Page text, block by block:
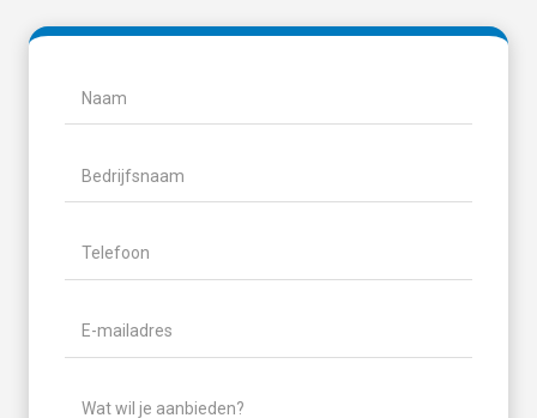
Naam
Bedrijfsnaam
Telefoon
mailadres(Vereist)
Wat